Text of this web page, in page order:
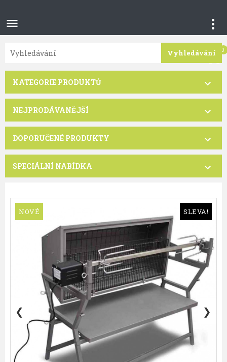

0
Vyhledávání
KATEGORIE PRODUKTŮ 
NEJPRODÁVANĚJŠÍ 
DOPORUČENÉ PRODUKTY 
SPECIÁLNÍ NABÍDKA 
SLEVA!
NOVÉ
❮ ❯